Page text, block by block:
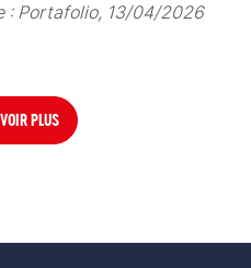
: Portafolio, 13/04/2026
PLUS